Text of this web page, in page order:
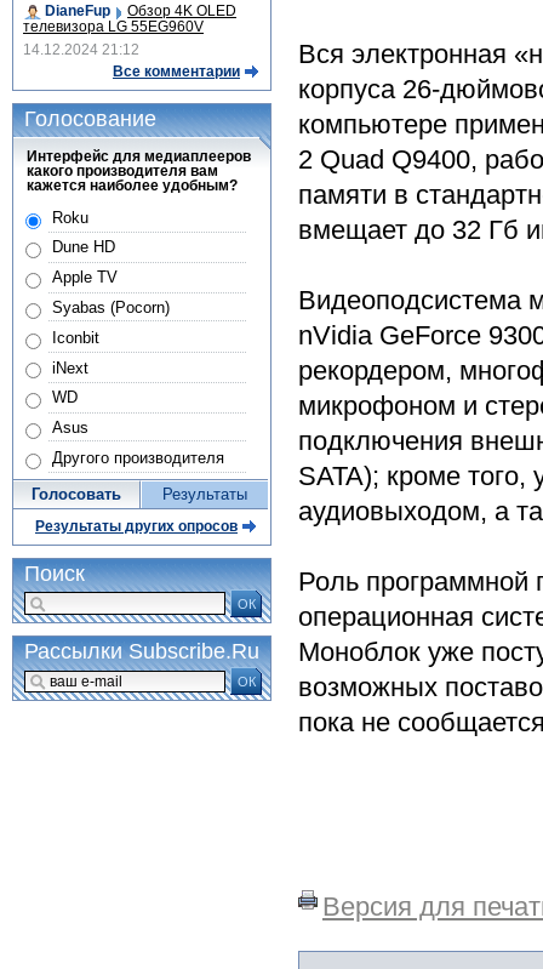
Вся электронная
корпуса 26-
компьютере
2 Quad Q9400,
памяти в
вмещает до 32 Гб
Видеоподсистема
nVidia GeForce
рекордером,
микрофоном и
подключения
SATA); кроме того,
аудиовыходом, а
Роль программной
операционная
Моноблок уже
возможных
пока не
Версия для
DianeFup
Обзор 4K OLED
телевизора LG 55EG960V
14.12.2024 21:12
Все комментарии
Голосование
Интерфейс для медиаплееров
какого производителя вам
кажется наиболее удобным?
Roku
Dune HD
Apple TV
Syabas (Pocorn)
Iconbit
iNext
WD
Asus
Другого производителя
Голосовать Результаты
Результаты других опросов
Поиск
ОК
Рассылки Subscribe.Ru
ОК